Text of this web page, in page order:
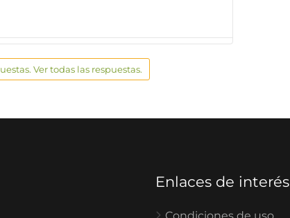
Ver todas las respuestas.
Enlaces de interés